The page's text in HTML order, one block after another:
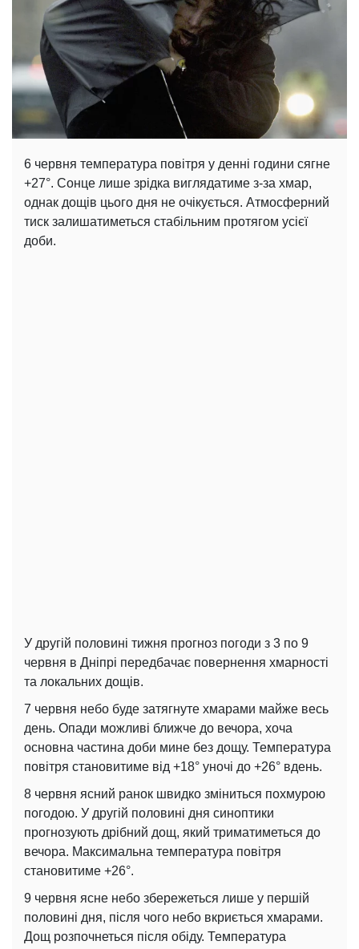
6 червня температура повітря у денні години сягне
+27°. Сонце лише зрідка виглядатиме з-за хмар,
однак дощів цього дня не очікується. Атмосферний
тиск залишатиметься стабільним протягом усієї
доби.
У другій половині тижня прогноз погоди з 3 по 9
червня в Дніпрі передбачає повернення хмарності
та локальних дощів.
7 червня небо буде затягнуте хмарами майже весь
день. Опади можливі ближче до вечора, хоча
основна частина доби мине без дощу. Температура
повітря становитиме від +18° уночі до +26° вдень.
8 червня ясний ранок швидко зміниться похмурою
погодою. У другій половині дня синоптики
прогнозують дрібний дощ, який триматиметься до
вечора. Максимальна температура повітря
становитиме +26°.
9 червня ясне небо збережеться лише у першій
половині дня, після чого небо вкриється хмарами.
Дощ розпочнеться після обіду. Температура